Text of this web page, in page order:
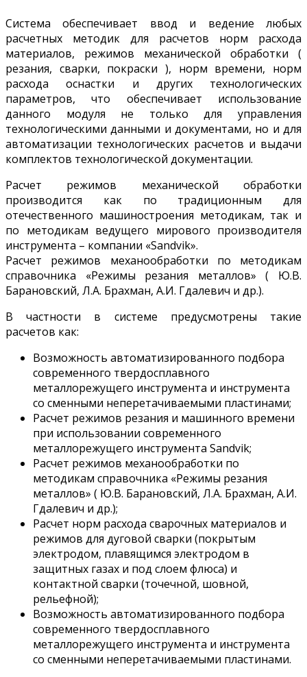
Система обеспечивает ввод и ведение любых
расчетных методик для расчетов норм расхода
материалов, режимов механической обработки (
резания, сварки, покраски ), норм времени, норм
расхода оснастки и других технологических
параметров, что обеспечивает использование
данного модуля не только для управления
технологическими данными и документами, но и для
автоматизации технологических расчетов и выдачи
комплектов технологической документации.
Расчет режимов механической обработки
производится как по традиционным для
отечественного машиностроения методикам, так и
по методикам ведущего мирового производителя
инструмента – компании «Sandvik».
Расчет режимов механообработки по методикам
справочника «Режимы резания металлов» ( Ю.В.
Барановский, Л.А. Брахман, А.И. Гдалевич и др.).
В частности в системе предусмотрены такие
расчетов как:
Возможность автоматизированного подбора
современного твердосплавного
металлорежущего инструмента и инструмента
со сменными неперетачиваемыми пластинами;
Расчет режимов резания и машинного времени
при использовании современного
металлорежущего инструмента Sandvik;
Расчет режимов механообработки по
методикам справочника «Режимы резания
металлов» ( Ю.В. Барановский, Л.А. Брахман, А.И.
Гдалевич и др.);
Расчет норм расхода сварочных материалов и
режимов для дуговой сварки (покрытым
электродом, плавящимся электродом в
защитных газах и под слоем флюса) и
контактной сварки (точечной, шовной,
рельефной);
Возможность автоматизированного подбора
современного твердосплавного
металлорежущего инструмента и инструмента
со сменными неперетачиваемыми пластинами.